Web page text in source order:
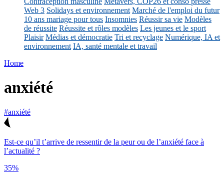
Web 3 Solidays et environnement Marché de l'emploi du futur
10 ans mariage pour tous Insomnies Réussir sa vie Modèles
de réussite Réussite et rôles modèles Les jeunes et le sport
Plaisir Médias et démocratie Tri et recyclage Numérique, IA et
environnement IA, santé mentale et travail
Home
anxiété
#anxiété
Est-ce qu’il t’arrive de ressentir de la peur ou de l’anxiété face à
l’actualité ?
35%